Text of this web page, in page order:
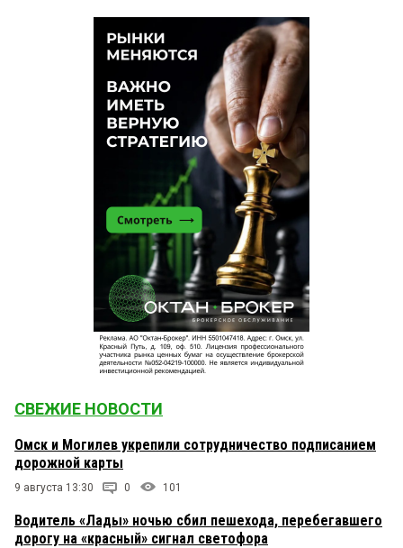
СВЕЖИЕ НОВОСТИ
Омск и Могилев укрепили сотрудничество подписанием
дорожной карты
9 августа 13:30 0 101
Водитель «Лады» ночью сбил пешехода, перебегавшего
дорогу на «красный» сигнал светофора